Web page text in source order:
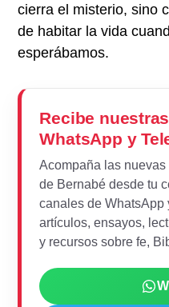
cierra el misterio, sino
de habitar la vida
esperábamos.
Recibe
WhatsApp y
Acompaña las
de Bernabé desde tu
canales de WhatsApp
artículos, ensayos,
y recursos sobre fe,